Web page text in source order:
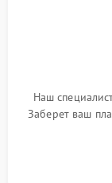
Наш
Заберет ваш